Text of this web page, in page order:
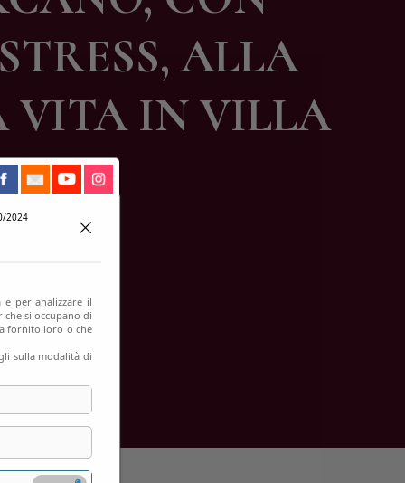
ALLA
VITA IN VILLA
2024
per analizzare il
si occupano di
fornito loro o che
sulla modalità di